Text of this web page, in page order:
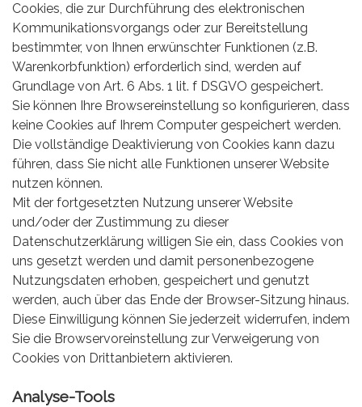
Cookies, die zur Durchführung des elektronischen
Kommunikationsvorgangs oder zur Bereitstellung
bestimmter, von Ihnen erwünschter Funktionen (z.B.
Warenkorbfunktion) erforderlich sind, werden auf
Grundlage von Art. 6 Abs. 1 lit. f DSGVO gespeichert.
Sie können Ihre Browsereinstellung so konfigurieren, dass
keine Cookies auf Ihrem Computer gespeichert werden.
Die vollständige Deaktivierung von Cookies kann dazu
führen, dass Sie nicht alle Funktionen unserer Website
nutzen können.
Mit der fortgesetzten Nutzung unserer Website
und/oder der Zustimmung zu dieser
Datenschutzerklärung willigen Sie ein, dass Cookies von
uns gesetzt werden und damit personenbezogene
Nutzungsdaten erhoben, gespeichert und genutzt
werden, auch über das Ende der Browser-Sitzung hinaus.
Diese Einwilligung können Sie jederzeit widerrufen, indem
Sie die Browservoreinstellung zur Verweigerung von
Cookies von Drittanbietern aktivieren.
Analyse-Tools